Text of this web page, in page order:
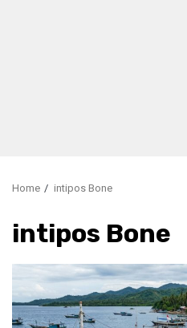
Home intipos Bone
intipos Bone